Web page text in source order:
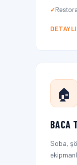
🏠
BACA
Soba,